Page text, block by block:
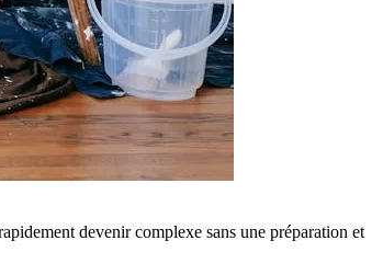
devenir complexe sans une préparation et